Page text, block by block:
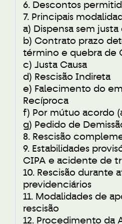
6. Descontos
7. Principais
a) Dispensa sem justa
b) Contrato prazo
término e quebra de
c) Justa Causa
d) Rescisão Indireta
e) Falecimento do
Recíproca
f) Por mútuo acordo
g) Pedido de
8. Rescisão
9. Estabilidades
CIPA e acidente de
10. Rescisão durante
previdenciários
11. Modalidades de
rescisão
12. Procedimento da